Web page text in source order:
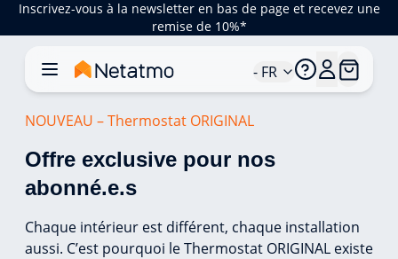
Inscrivez-vous à la newsletter en bas de page et recevez une
remise de 10%*
- FR
NOUVEAU – Thermostat ORIGINAL
Offre exclusive pour nos
abonné.e.s
Chaque intérieur est différent, chaque installation
aussi. C’est pourquoi le Thermostat ORIGINAL existe